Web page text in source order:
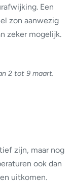
Een
zon aanwezig
zeker mogelijk.
2 tot 9 maart.
zijn, maar nog
ook dan
uitkomen.